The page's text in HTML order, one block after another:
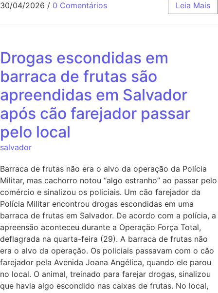
30/04/2026 / 0 Comentários Leia Mais
Drogas escondidas em
barraca de frutas são
apreendidas em Salvador
após cão farejador passar
pelo local
salvador
Barraca de frutas não era o alvo da operação da Polícia
Militar, mas cachorro notou “algo estranho” ao passar pelo
comércio e sinalizou os policiais. Um cão farejador da
Polícia Militar encontrou drogas escondidas em uma
barraca de frutas em Salvador. De acordo com a polícia, a
apreensão aconteceu durante a Operação Força Total,
deflagrada na quarta-feira (29). A barraca de frutas não
era o alvo da operação. Os policiais passavam com o cão
farejador pela Avenida Joana Angélica, quando ele parou
no local. O animal, treinado para farejar drogas, sinalizou
que havia algo escondido nas caixas de frutas. No local,